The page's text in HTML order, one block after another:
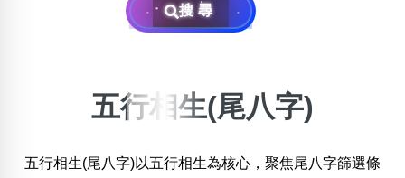
搜尋
位置:
五行相生(尾八字)
五行相生(尾八字)以五行相生為核心，聚焦尾八字篩選條